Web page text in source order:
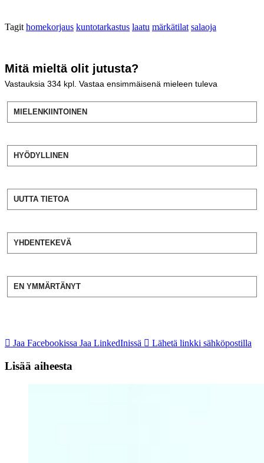
Tagit homekorjaus kuntotarkastus laatu märkätilat salaoja
Mitä mieltä olit jutusta?
Vastauksia 334 kpl. Vastaa ensimmäisenä mieleen tuleva
MIELENKIINTOINEN
HYÖDYLLINEN
UUTTA TIETOA
YHDENTEKEVÄ
EN YMMÄRTÄNYT
Jaa Facebookissa Jaa LinkedInissä Lähetä linkki sähköpostilla
Lisää aiheesta